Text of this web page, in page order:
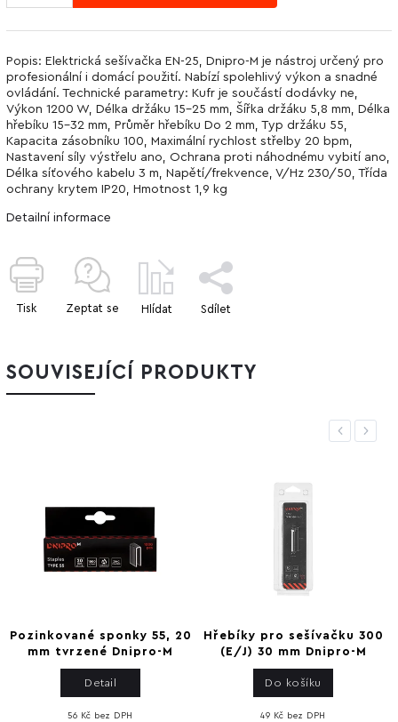
Popis: Elektrická sešívačka EN-25, Dnipro-M je nástroj určený pro
profesionální i domácí použití. Nabízí spolehlivý výkon a snadné
ovládání. Technické parametry: Kufr je součástí dodávky ne,
Výkon 1200 W, Délka držáku 15-25 mm, Šířka držáku 5,8 mm, Délka
hřebíku 15-32 mm, Průměr hřebíku Do 2 mm, Typ držáku 55,
Kapacita zásobníku 100, Maximální rychlost střelby 20 bpm,
Nastavení síly výstřelu ano, Ochrana proti náhodnému vybití ano,
Délka síťového kabelu 3 m, Napětí/frekvence, V/Hz 230/50, Třída
ochrany krytem IP20, Hmotnost 1,9 kg
Detailní informace
Tisk Zeptat se Hlídat Sdílet
SOUVISEJÍCÍ PRODUKTY
Previous
Pozinkované sponky 55, 20
mm tvrzené Dnipro-M
56 Kč bez DPH
Detail
Hřebíky pro sešívačku 300
(E/J) 30 mm Dnipro-M
49 Kč bez DPH
Do košíku
Next